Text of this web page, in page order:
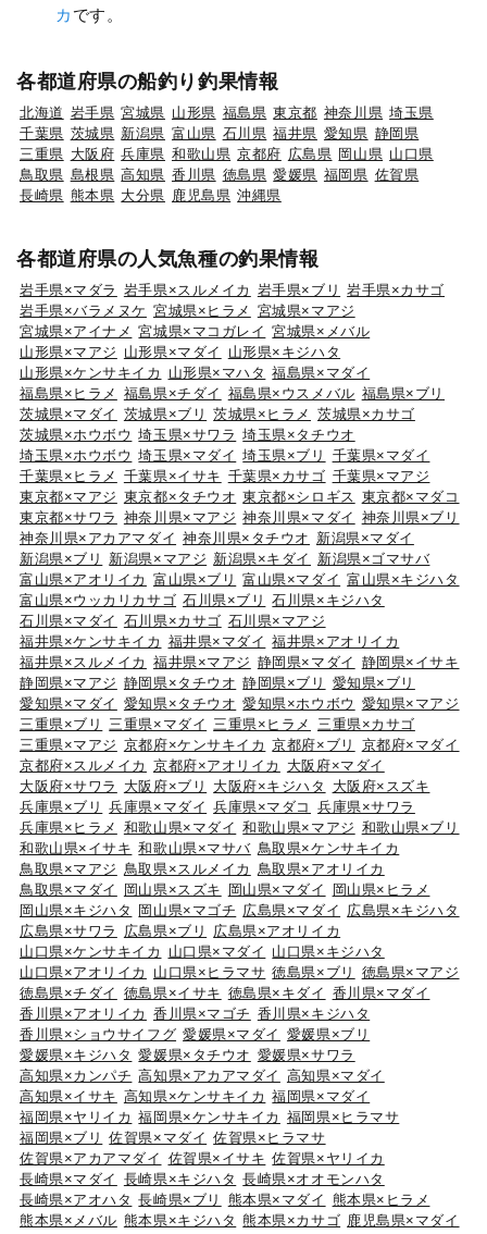
カ です。
各都道府県の船釣り釣果情報
北海道 岩手県 宮城県 山形県 福島県 東京都 神奈川県 埼玉県
千葉県 茨城県 新潟県 富山県 石川県 福井県 愛知県 静岡県
三重県 大阪府 兵庫県 和歌山県 京都府 広島県 岡山県 山口県
鳥取県 島根県 高知県 香川県 徳島県 愛媛県 福岡県 佐賀県
長崎県 熊本県 大分県 鹿児島県 沖縄県
各都道府県の人気魚種の釣果情報
岩手県×マダラ 岩手県×スルメイカ 岩手県×ブリ
岩手県×カサゴ
岩手県×バラメヌケ 宮城県×ヒラメ 宮城県×マアジ
宮城県×アイナメ 宮城県×マコガレイ 宮城県×メバル
山形県×マアジ 山形県×マダイ
山形県×キジハタ
山形県×ケンサキイカ
山形県×マハタ 福島県×マダイ
福島県×ヒラメ 福島県×チダイ 福島県×ウスメバル 福島県×ブリ
茨城県×マダイ 茨城県×ブリ 茨城県×ヒラメ
茨城県×カサゴ
茨城県×ホウボウ 埼玉県×サワラ 埼玉県×タチウオ
埼玉県×ホウボウ 埼玉県×マダイ 埼玉県×ブリ
千葉県×マダイ
千葉県×ヒラメ 千葉県×イサキ 千葉県×カサゴ 千葉県×マアジ
東京都×マアジ 東京都×タチウオ 東京都×シロギス 東京都×マダコ
東京都×サワラ 神奈川県×マアジ 神奈川県×マダイ 神奈川県×ブリ
神奈川県×アカアマダイ 神奈川県×タチウオ 新潟県×マダイ
新潟県×ブリ
新潟県×マアジ 新潟県×キダイ
新潟県×ゴマサバ
富山県×アオリイカ 富山県×ブリ 富山県×マダイ 富山県×キジハタ
富山県×ウッカリカサゴ 石川県×ブリ
石川県×キジハタ
石川県×マダイ 石川県×カサゴ 石川県×マアジ
福井県×ケンサキイカ 福井県×マダイ 福井県×アオリイカ
福井県×スルメイカ 福井県×マアジ 静岡県×マダイ 静岡県×イサキ
静岡県×マアジ 静岡県×タチウオ 静岡県×ブリ
愛知県×ブリ
愛知県×マダイ 愛知県×タチウオ 愛知県×ホウボウ 愛知県×マアジ
三重県×ブリ
三重県×マダイ 三重県×ヒラメ
三重県×カサゴ
三重県×マアジ 京都府×ケンサキイカ 京都府×ブリ
京都府×マダイ
京都府×スルメイカ 京都府×アオリイカ
大阪府×マダイ
大阪府×サワラ
大阪府×ブリ 大阪府×キジハタ
大阪府×スズキ
兵庫県×ブリ
兵庫県×マダイ 兵庫県×マダコ
兵庫県×サワラ
兵庫県×ヒラメ 和歌山県×マダイ 和歌山県×マアジ 和歌山県×ブリ
和歌山県×イサキ 和歌山県×マサバ 鳥取県×ケンサキイカ
鳥取県×マアジ 鳥取県×スルメイカ 鳥取県×アオリイカ
鳥取県×マダイ
岡山県×スズキ 岡山県×マダイ
岡山県×ヒラメ
岡山県×キジハタ
岡山県×マゴチ 広島県×マダイ 広島県×キジハタ
広島県×サワラ
広島県×ブリ
広島県×アオリイカ
山口県×ケンサキイカ
山口県×マダイ 山口県×キジハタ
山口県×アオリイカ
山口県×ヒラマサ 徳島県×ブリ
徳島県×マアジ
徳島県×チダイ 徳島県×イサキ 徳島県×キダイ 香川県×マダイ
香川県×アオリイカ 香川県×マゴチ 香川県×キジハタ
香川県×ショウサイフグ 愛媛県×マダイ 愛媛県×ブリ
愛媛県×キジハタ 愛媛県×タチウオ 愛媛県×サワラ
高知県×カンパチ 高知県×アカアマダイ 高知県×マダイ
高知県×イサキ 高知県×ケンサキイカ 福岡県×マダイ
福岡県×ヤリイカ 福岡県×ケンサキイカ 福岡県×ヒラマサ
福岡県×ブリ
佐賀県×マダイ 佐賀県×ヒラマサ
佐賀県×アカアマダイ 佐賀県×イサキ 佐賀県×ヤリイカ
長崎県×マダイ 長崎県×キジハタ 長崎県×オオモンハタ
長崎県×アオハタ 長崎県×ブリ 熊本県×マダイ 熊本県×ヒラメ
熊本県×メバル 熊本県×キジハタ 熊本県×カサゴ 鹿児島県×マダイ